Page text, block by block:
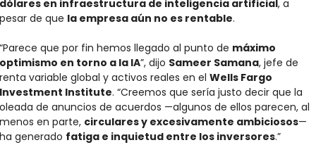
en infraestructura de inteligencia artificial, a
de que la empresa aún no es rentable.
que por fin hemos llegado al punto de máximo
en torno a la IA”, dijo Sameer Samana, jefe de
variable global y activos reales en el Wells Fargo
Institute. “Creemos que sería justo decir que la
de anuncios de acuerdos —algunos de ellos parecen, al
en parte, circulares y excesivamente ambiciosos—
generado fatiga e inquietud entre los inversores.”